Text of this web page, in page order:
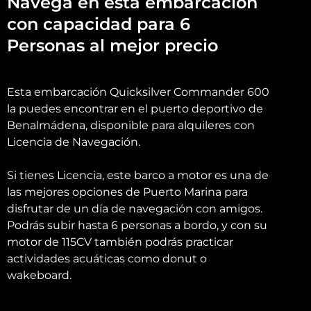
con capacidad para 6
Personas al mejor precio
Esta embarcación Quicksilver Commander 600
la puedes encontrar en el puerto deportivo de
Benalmádena, disponible para alquileres con
Licencia de Navegación.
Si tienes Licencia, este barco a motor es una de
las mejores opciones de Puerto Marina para
disfrutar de un día de navegación con amigos.
Podrás subir hasta 6 personas a bordo, y con su
motor de 115CV también podrás practicar
actividades acuáticas como donut o
wakeboard.